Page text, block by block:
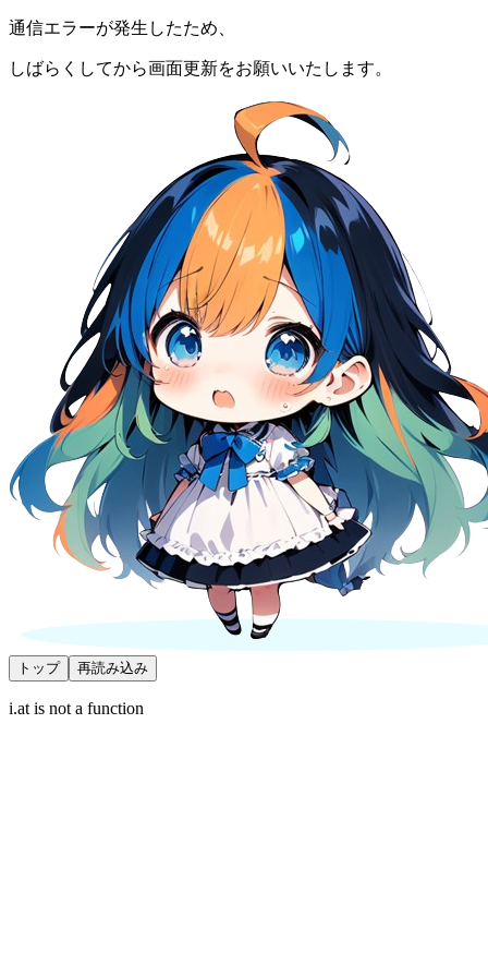
通信エラーが発生したため、
しばらくしてから画面更新をお願いいたします。
トップ 再読み込み
i.at is not a function